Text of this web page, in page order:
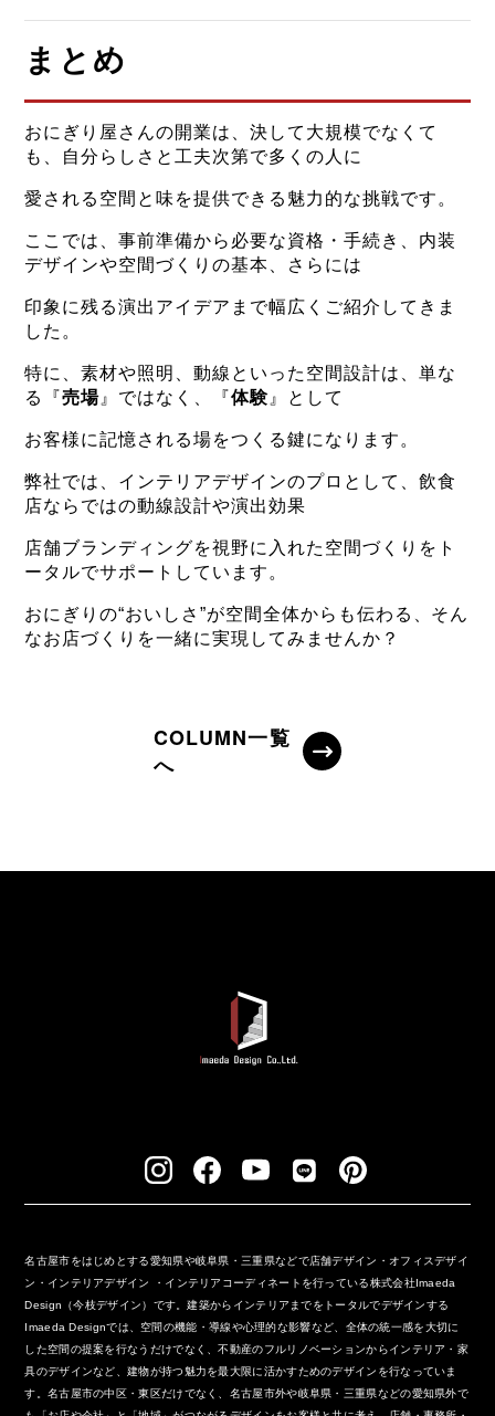
まとめ
おにぎり屋さんの開業は、決して大規模でなくて
も、自分らしさと工夫次第で多くの人に
愛される空間と味を提供できる魅力的な挑戦です。
ここでは、事前準備から必要な資格・手続き、内装
デザインや空間づくりの基本、さらには
印象に残る演出アイデアまで幅広くご紹介してきま
した。
特に、素材や照明、動線といった空間設計は、単な
る『売場 』ではなく、『体験』として
お客様に記憶される場をつくる鍵になります。
弊社では、インテリアデザインのプロとして、飲食
店ならではの動線設計や演出効果
店舗ブランディングを視野に入れた空間づくりをト
ータルでサポートしています。
おにぎりの“おいしさ”が空間全体からも伝わる、そん
なお店づくりを一緒に実現してみませんか？
COLUMN一覧
へ
名古屋市をはじめとする愛知県や岐阜県・三重県などで店舗デザイン・オフィスデザイ
ン・インテリアデザイン ・インテリアコーディネートを行っている株式会社Imaeda
Design（今枝デザイン）です。建築からインテリアまでをトータルでデザインする
Imaeda Designでは、空間の機能・導線や心理的な影響など、全体の統一感を大切に
した空間の提案を行なうだけでなく、不動産のフルリノベーションからインテリア・家
具のデザインなど、建物が持つ魅力を最大限に活かすためのデザインを行なっていま
す。名古屋市の中区・東区だけでなく、名古屋市外や岐阜県・三重県などの愛知県外で